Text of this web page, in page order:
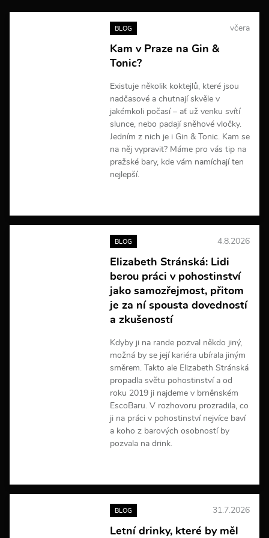
c
í
BLOG včera
Kam v Praze na Gin &
Tonic?
Existuje několik koktejlů, které jsou
nadčasové a chutnají skvěle v
jakémkoli počasí – ať už venku svítí
slunce, nebo padají sněhové vločky.
Jedním z nich je i Gin & Tonic. Kam se
na něj vypravit? Máme pro vás tip na
pražské bary, kde vám namíchají ten
nejlepší.
i
f
o
r
a
c
BLOG 4.8.2026
Elizabeth Stránská: Lidi
berou práci v pohostinství
jako samozřejmost, přitom
je za ní spousta dovedností
a zkušeností
Kdyby ji na rande pozval někdo jiný,
možná by se její kariéra ubírala jiným
směrem. Takto ale Elizabeth Stránská
propadla světu pohostinství a od
roku 2019 ji najdeme v brněnském
EscoBaru. V rozhovoru prozradila, co
ji na práci v pohostinství nejvíce baví
a koho z barových osobností by
pozvala na drink.
i
f
BLOG 31.7.2026
Letní drinky, které by měl